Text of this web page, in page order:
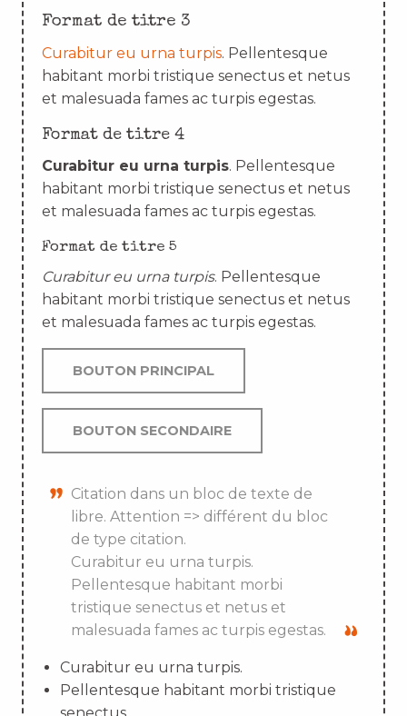
Format de titre 3
Curabitur eu urna turpis. Pellentesque
habitant morbi tristique senectus et netus
et malesuada fames ac turpis egestas.
Format de titre 4
Curabitur eu urna turpis. Pellentesque
habitant morbi tristique senectus et netus
et malesuada fames ac turpis egestas.
Format de titre 5
Curabitur eu urna turpis. Pellentesque
habitant morbi tristique senectus et netus
et malesuada fames ac turpis egestas.
BOUTON PRINCIPAL
BOUTON SECONDAIRE
Citation dans un bloc de texte de
libre. Attention => différent du bloc
de type citation.
Curabitur eu urna turpis.
Pellentesque habitant morbi
tristique senectus et netus et
malesuada fames ac turpis egestas.
Curabitur eu urna turpis.
Pellentesque habitant morbi tristique